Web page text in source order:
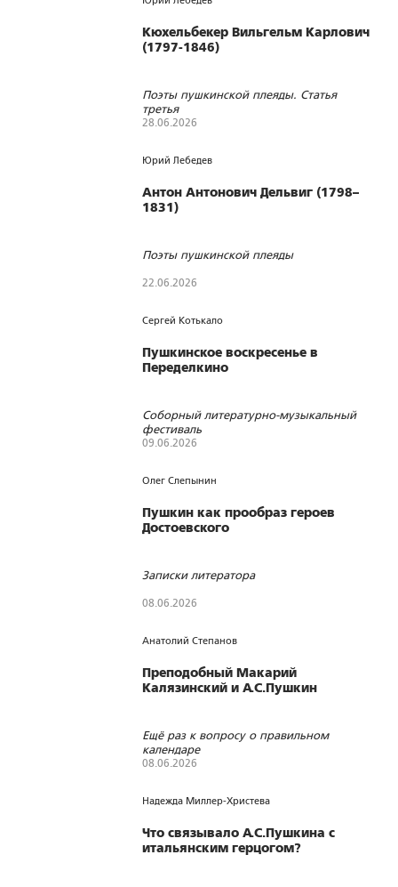
Кюхельбекер Вильгельм Карлович
(1797-1846)
Поэты пушкинской плеяды. Статья
третья
28.06.2026
Юрий Лебедев
Антон Антонович Дельвиг (1798–
1831)
Поэты пушкинской плеяды
22.06.2026
Сергей Котькало
Пушкинское воскресенье в
Переделкино
Соборный литературно-музыкальный
фестиваль
09.06.2026
Олег Слепынин
Пушкин как прообраз героев
Достоевского
Записки литератора
08.06.2026
Анатолий Степанов
Преподобный Макарий
Калязинский и А.С.Пушкин
Ещё раз к вопросу о правильном
календаре
08.06.2026
Надежда Миллер-Христева
Что связывало А.С.Пушкина с
итальянским герцогом?